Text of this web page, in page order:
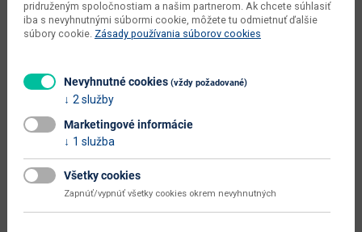
hlavná farba biela
prevedenie s leskom nie
hlavný materiál
pridruženým spoločnostiam a našim partnerom. Ak chcete súhlasiť
iba s nevyhnutnými súbormi cookie, môžete tu odmietnuť ďalšie
súbory cookie. Zásady používania súborov cookies
Nevyhnutné cookies (vždy požadované)
2 služby
Marketingové informácie
1 služba
Všetky cookies
Zapnúť/vypnúť všetky cookies okrem nevyhnutných